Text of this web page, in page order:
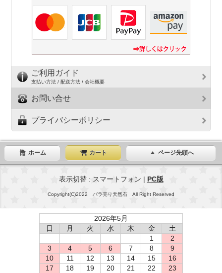
ご利用ガイド
支払い方法 / 配送方法 / 会社概要
お問い合せ
プライバシーポリシー
ホーム カート ページ先頭へ
表示切替 : スマートフォン | PC版
Copyright(C)2022 バラ売り天然石 All Right Reserved
2026年5月
日
月 火 水 木 金
土
1
2
3
4 5 6 7 8
9
10
11 12 13 14 15
16
17
18 19 20 21 22
23